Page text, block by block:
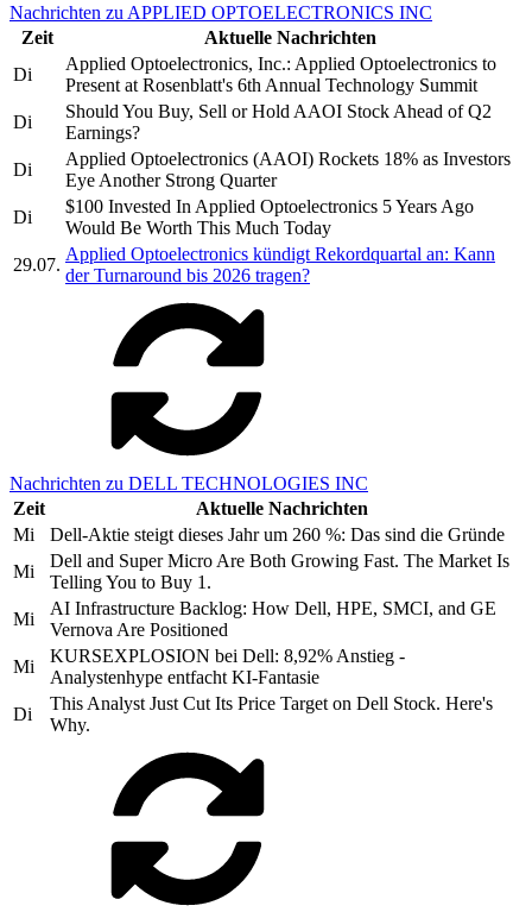
Nachrichten zu APPLIED OPTOELECTRONICS INC
Zeit
Aktuelle Nachrichten
Di
Applied Optoelectronics, Inc.: Applied Optoelectronics to
Present at Rosenblatt's 6th Annual Technology Summit
Di
Should You Buy, Sell or Hold AAOI Stock Ahead of Q2
Earnings?
Di
Applied Optoelectronics (AAOI) Rockets 18% as Investors
Eye Another Strong Quarter
Di
$100 Invested In Applied Optoelectronics 5 Years Ago
Would Be Worth This Much Today
29.07.
Applied Optoelectronics kündigt Rekordquartal an: Kann
der Turnaround bis 2026 tragen?
Nachrichten zu DELL TECHNOLOGIES INC
Zeit
Aktuelle Nachrichten
Mi
Dell-Aktie steigt dieses Jahr um 260 %: Das sind die Gründe
Mi
Dell and Super Micro Are Both Growing Fast. The Market Is
Telling You to Buy 1.
Mi
AI Infrastructure Backlog: How Dell, HPE, SMCI, and GE
Vernova Are Positioned
Mi
KURSEXPLOSION bei Dell: 8,92% Anstieg -
Analystenhype entfacht KI-Fantasie
Di
This Analyst Just Cut Its Price Target on Dell Stock. Here's
Why.